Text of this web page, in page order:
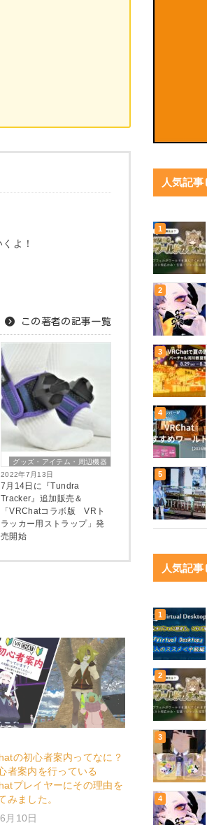
よ！
この著者の記事一覧
グッズ・アイテム・周辺機器
2022年7月13日
7月14日に『Tundra
Tracker』追加販売＆
「VRChatコラボ版 VRト
ラッカー用ストラップ」発
売開始
の初心者案内ってなに？
者案内を行っている
プレイヤーにその理由を
みました。
月10日
人気記
人気記